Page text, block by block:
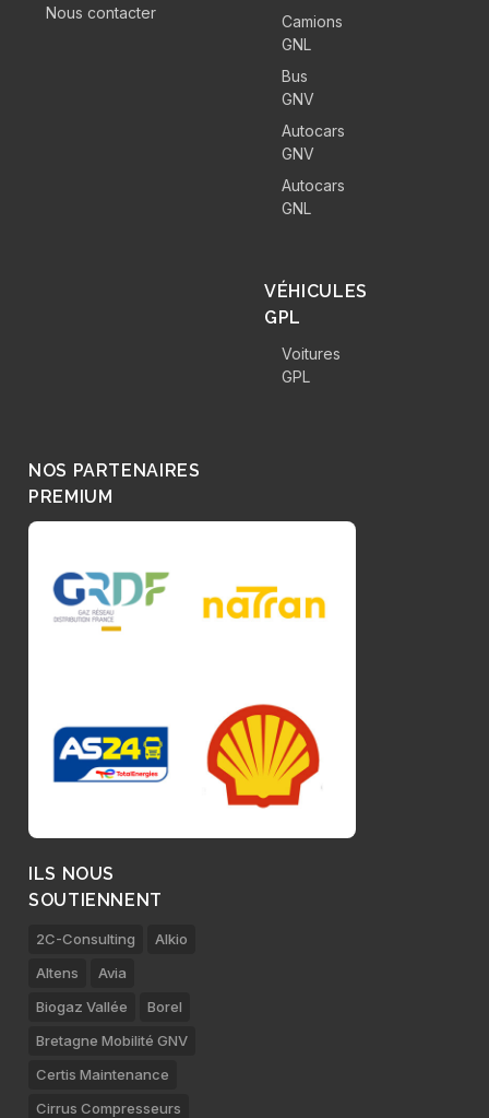
Nous contacter
Camions
GNL
Bus
GNV
Autocars
GNV
Autocars
GNL
VÉHICULES
GPL
Voitures
GPL
NOS PARTENAIRES
PREMIUM
ILS NOUS
SOUTIENNENT
2C-Consulting
Alkio
Altens
Avia
Biogaz Vallée
Borel
Bretagne Mobilité GNV
Certis Maintenance
Cirrus Compresseurs